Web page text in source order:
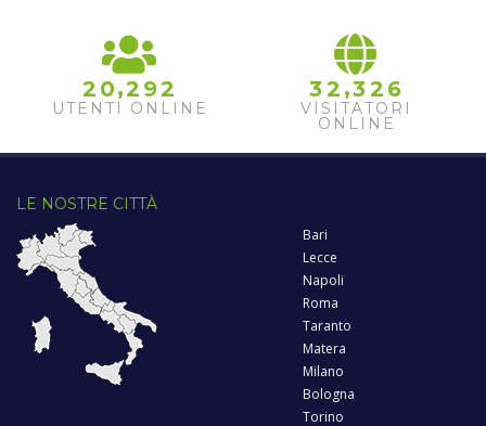
2 0,2 92
UTENTI ONLINE
32 ,32 6
VISITATORI
ONLINE
LE NOSTRE CITTÀ
Bari
Lecce
Napoli
Roma
Taranto
Matera
Milano
Bologna
Torino